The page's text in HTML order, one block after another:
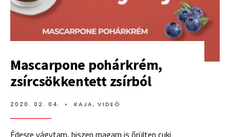
Mascarpone pohárkrém,
zsírcsökkentett zsírból
2020. 02. 04. • KAJA, VIDEÓ
Édesre vágytam, hiszen magam is őrülten cuki